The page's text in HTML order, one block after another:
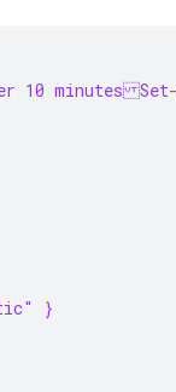
minutesSet-
}